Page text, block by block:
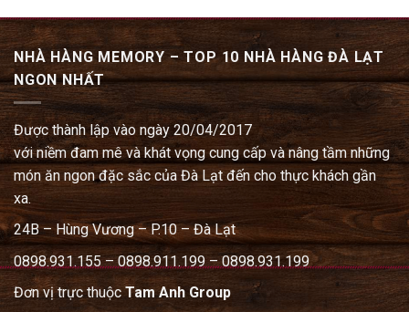
NHÀ HÀNG MEMORY – TOP 10 NHÀ HÀNG ĐÀ LẠT
NGON NHẤT
Được thành lập vào ngày 20/04/2017
với niềm đam mê và khát vọng cung cấp và nâng tầm những
món ăn ngon đặc sắc của Đà Lạt đến cho thực khách gần
xa.
24B – Hùng Vương – P.10 – Đà Lạt
0898.931.155 – 0898.911.199 – 0898.931.199
Đơn vị trực thuộcTam Anh Group